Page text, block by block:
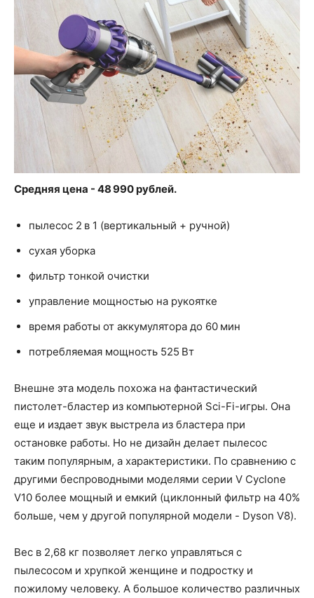
Средняя цена - 48 990 рублей.
пылесос 2 в 1 (вертикальный + ручной)
сухая уборка
фильтр тонкой очистки
управление мощностью на рукоятке
время работы от аккумулятора до 60 мин
потребляемая мощность 525 Вт
Внешне эта модель похожа на фантастический
пистолет-бластер из компьютерной Sci-Fi-игры. Она
еще и издает звук выстрела из бластера при
остановке работы. Но не дизайн делает пылесос
таким популярным, а характеристики. По сравнению с
другими беспроводными моделями серии V Cyclone
V10 более мощный и емкий (циклонный фильтр на 40%
больше, чем у другой популярной модели - Dyson V8).
Вес в 2,68 кг позволяет легко управляться с
пылесосом и хрупкой женщине и подростку и
пожилому человеку. А большое количество различных